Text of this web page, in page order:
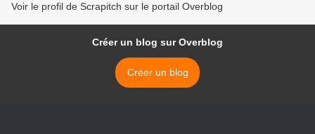
Voir le profil de Scrapitch sur le portail Overblog
Créer un blog sur Overblog
Créer un blog